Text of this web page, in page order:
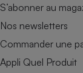
S’abonner au
Nos newsletters
Commander une
Appli Quel Produit